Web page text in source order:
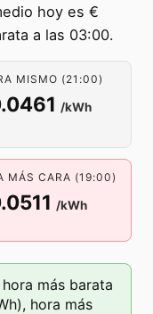
hoy es €
a las 03:00.
MISMO (21:00)
/kWh
MÁS CARA (19:00)
/kWh
hora más barata
hora más